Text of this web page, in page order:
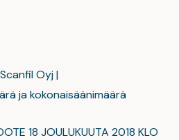
Scanfil Oyj |
ja kokonaisäänimäärä
18 JOULUKUUTA 2018 KLO